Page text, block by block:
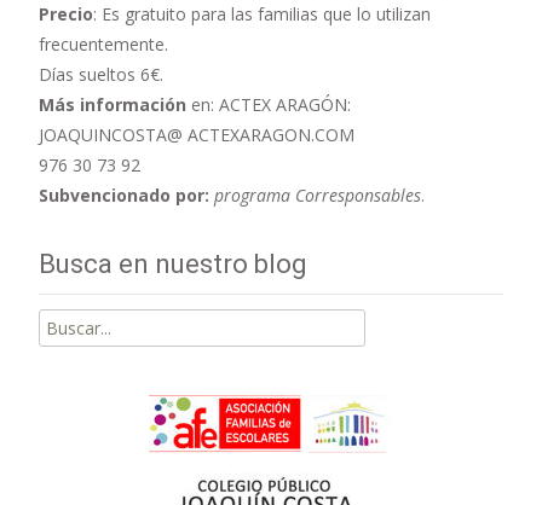
Precio: Es gratuito para las familias que lo utilizan
frecuentemente.
Días sueltos 6€.
Más información en: ACTEX ARAGÓN:
JOAQUINCOSTA@ ACTEXARAGON.COM
976 30 73 92
Subvencionado por: programa Corresponsables.
Busca en nuestro blog
Buscar
por: